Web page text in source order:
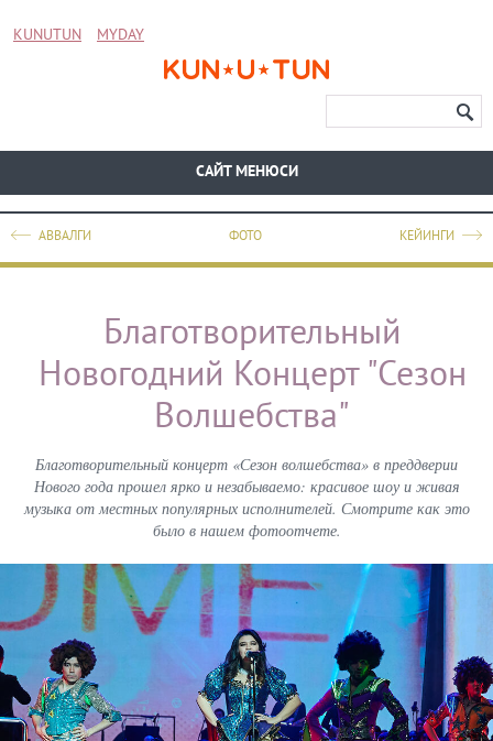
KUNUTUN MYDAY
CАЙТ МЕНЮСИ
ФОТО
АВВАЛГИ КЕЙИНГИ
Благотворительный
Новогодний Концерт "Сезон
Волшебства"
Благотворительный концерт «Сезон волшебства» в преддверии
Нового года прошел ярко и незабываемо: красивое шоу и живая
музыка от местных популярных исполнителей. Смотрите как это
было в нашем фотоотчете.